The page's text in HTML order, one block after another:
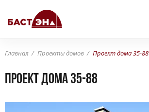
Главная Проекты домов Проект дома 35-88
Проект дома 35-88